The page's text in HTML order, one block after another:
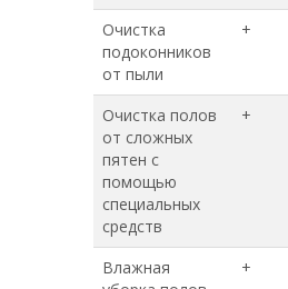
Очистка
подоконников
от пыли
+
Очистка полов
от сложных
пятен с
помощью
специальных
средств
+
Влажная
+